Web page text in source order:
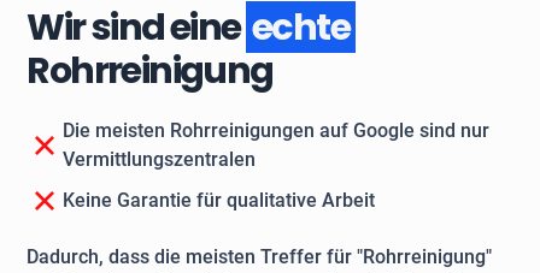
Wir sind eineechte
Rohrreinigung
Die meisten Rohrreinigungen auf Google sind nur
Vermittlungszentralen
Keine Garantie für qualitative Arbeit
Dadurch, dass die meisten Treffer für "Rohrreinigung"